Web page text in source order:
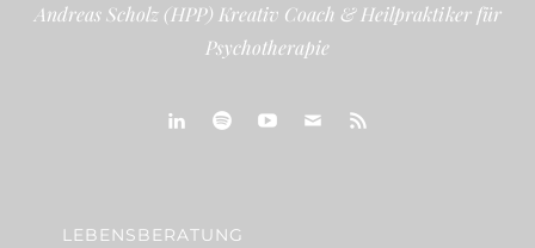
Andreas Scholz (HPP) Kreativ Coach & Heilpraktiker für
Psychotherapie
LEBENSBERATUNG